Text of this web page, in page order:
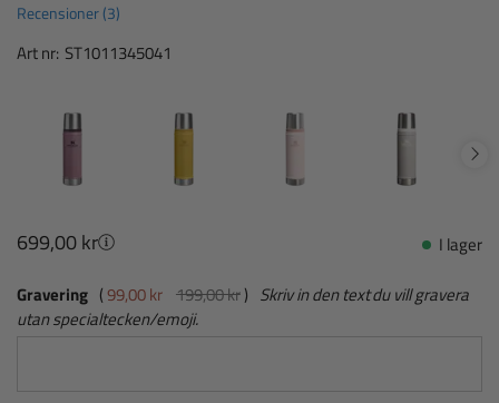
Recensioner (3)
Art nr: ST1011345041
699,00 kr
I lager
Gravering
99,00 kr 199,00 kr
Skriv in den text du vill gravera
utan specialtecken/emoji.